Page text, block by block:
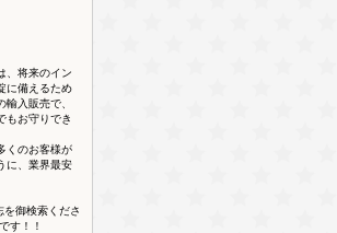
、将来のイン
に備えるため
輸入販売で、
もお守りでき
くのお客様が
に、業界最安
を御検索くださ
す！！